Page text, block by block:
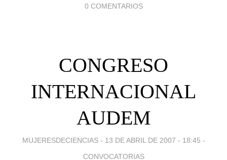
0 COMENTARIOS
CONGRESO
INTERNACIONAL
AUDEM
MUJERESDECIENCIAS - 13 DE ABRIL DE 2007 - 18:45 -
CONVOCATORIAS